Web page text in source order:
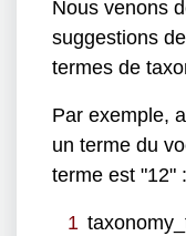
Nous venons
suggestions
termes de
Par exemple,
un terme du
terme est "12" :